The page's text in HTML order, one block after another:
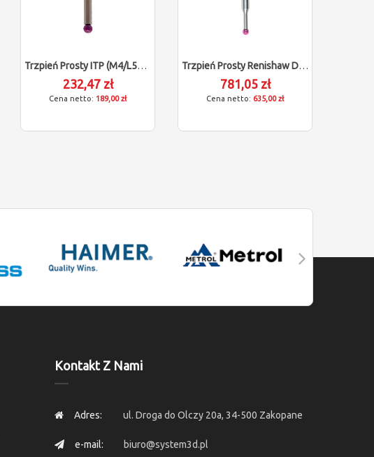
Trzpień Prosty ITP (M4/L50/D4)
232,47 zł
189,00 zł
Trzpień Prosty Renishaw Dla Blum 143414 (M4/L50/D4)
781,05 zł
635,00 zł
Kontakt Z Nami
Adres: ul. Droga do Olczy 20a, 34-500 Zakopane
e-mail: biuro@system3d.pl